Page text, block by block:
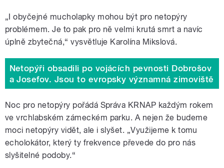
„I obyčejné mucholapky mohou být pro netopýry
problémem. Je to pak pro ně velmi krutá smrt a navíc
úplně zbytečná,“ vysvětluje Karolína Mikslová.
Netopýři obsadili po vojácích pevnosti Dobrošov
a Josefov. Jsou to evropsky významná zimoviště
Noc pro netopýry pořádá Správa KRNAP každým rokem
ve vrchlabském zámeckém parku. A nejen že budeme
moci netopýry vidět, ale i slyšet. „Využijeme k tomu
echolokátor, který ty frekvence převede do pro nás
slyšitelné podoby.“